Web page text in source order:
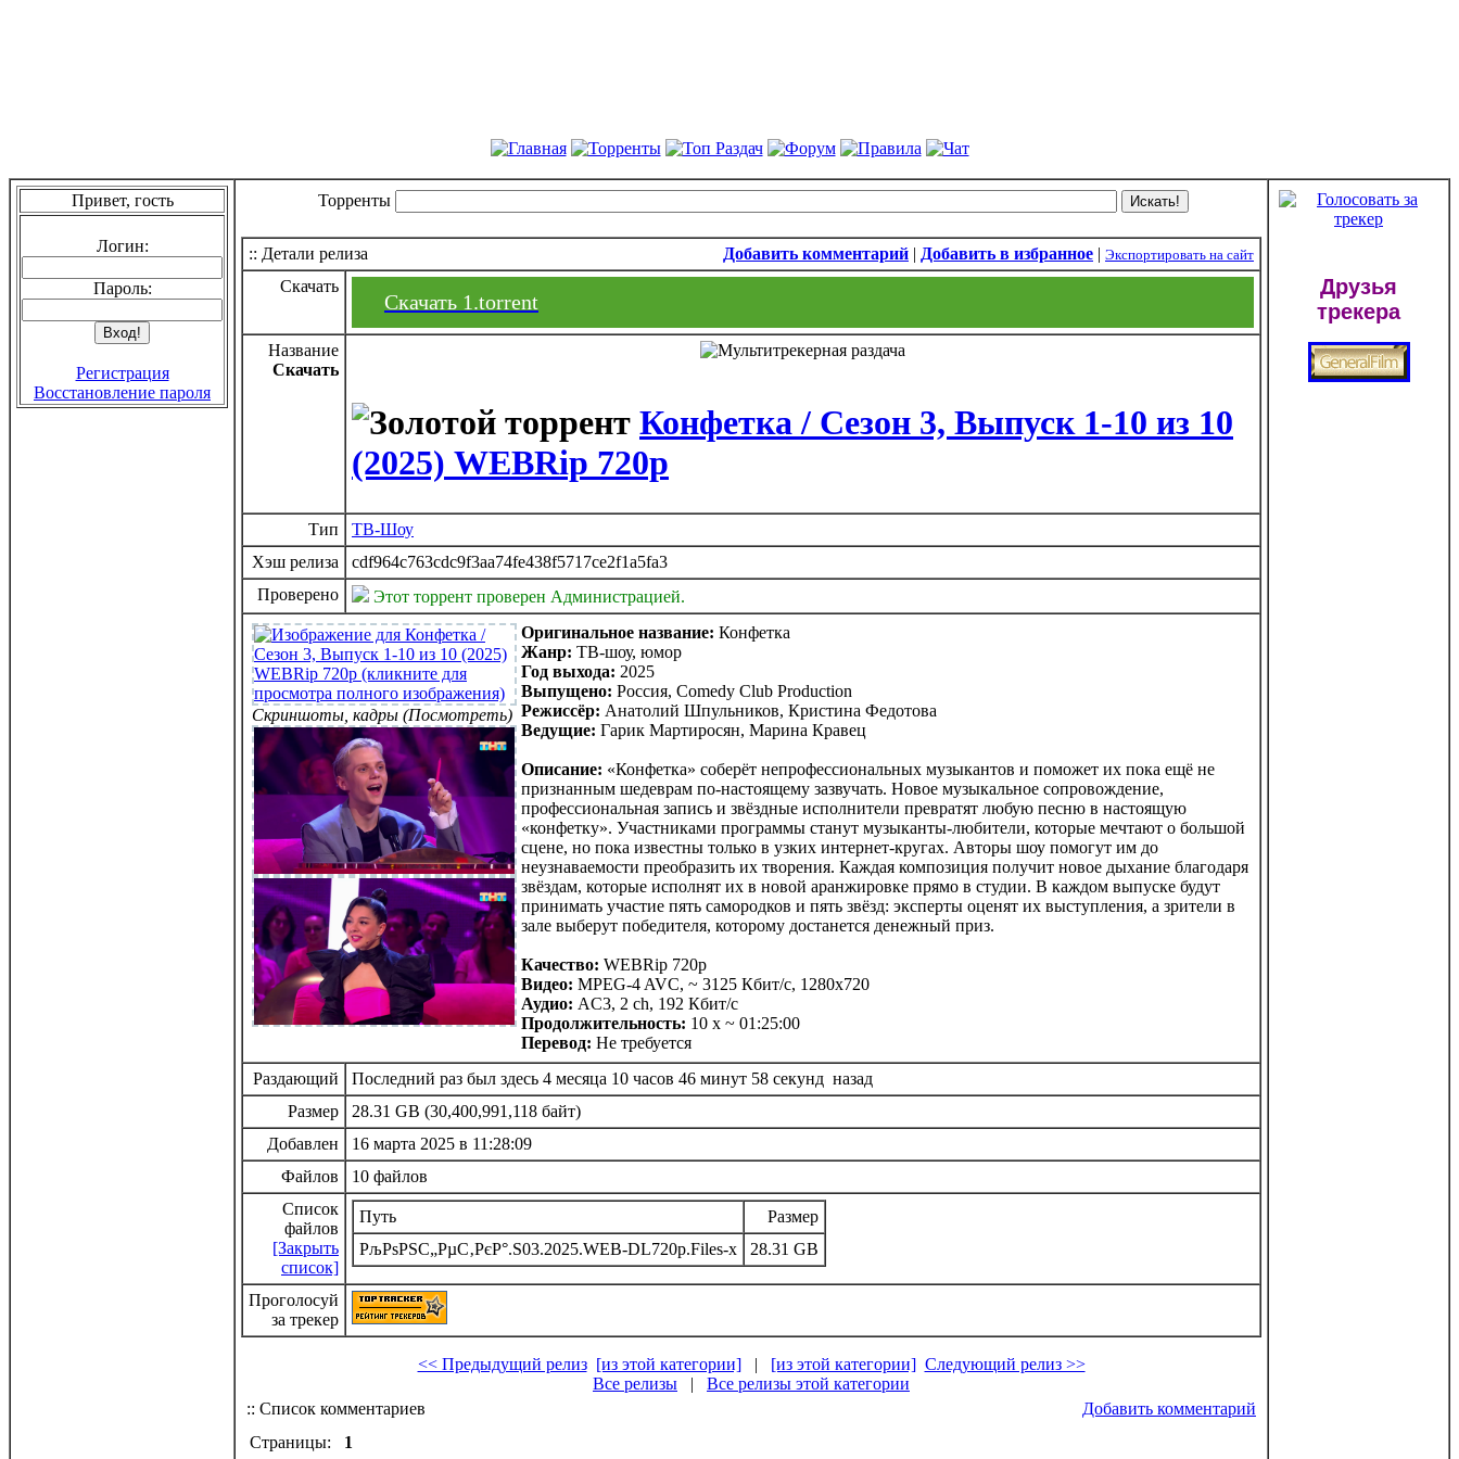
Привет, гость
Логин:
Пароль:
Регистрация
Восстановление пароля
Торренты
:: Детали релиза Добавить комментарий | Добавить в избранное | Экспортировать на сайт
Скачать
Скачать 1.torrent
Название
Скачать
Конфетка / Сезон 3, Выпуск 1-10 из 10
(2025) WEBRip 720p
Тип
ТВ-Шоу
Хэш релиза
cdf964c763cdc9f3aa74fe438f5717ce2f1a5fa3
Проверено
Этот торрент проверен Администрацией.
Скриншоты, кадры (Посмотреть)
Оригинальное название: Конфетка
Жанр: ТВ-шоу, юмор
Год выхода: 2025
Выпущено: Россия, Comedy Club Production
Режиссёр: Анатолий Шпульников, Кристина Федотова
Ведущие: Гарик Мартиросян, Марина Кравец
Описание: «Конфетка» соберёт непрофессиональных музыкантов и поможет их пока ещё не
признанным шедеврам по-настоящему зазвучать. Новое музыкальное сопровождение,
профессиональная запись и звёздные исполнители превратят любую песню в настоящую
«конфетку». Участниками программы станут музыканты-любители, которые мечтают о большой
сцене, но пока известны только в узких интернет-кругах. Авторы шоу помогут им до
неузнаваемости преобразить их творения. Каждая композиция получит новое дыхание благодаря
звёздам, которые исполнят их в новой аранжировке прямо в студии. В каждом выпуске будут
принимать участие пять самородков и пять звёзд: эксперты оценят их выступления, а зрители в
зале выберут победителя, которому достанется денежный приз.
Качество: WEBRip 720p
Видео: MPEG-4 AVC, ~ 3125 Кбит/с, 1280x720
Аудио: AC3, 2 ch, 192 Кбит/с
Продолжительность: 10 х ~ 01:25:00
Перевод: Не требуется
Раздающий
Последний раз был здесь 4 месяца 10 часов 46 минут 58 секунд назад
Размер
28.31 GB (30,400,991,118 байт)
Добавлен
16 марта 2025 в 11:28:09
Файлов
10 файлов
Список
файлов
[Закрыть
список]
Путь
Размер
РљРѕРЅС„РµС‚РєР°.S03.2025.WEB-DL720p.Files-x
28.31 GB
Проголосуй
за трекер
<< Предыдущий релиз [из этой категории]| [из этой категории] Следующий релиз >>
Все релизы | Все релизы этой категории
:: Список комментариев
Добавить комментарий
Страницы:
1
Друзья
трекера